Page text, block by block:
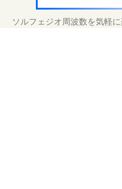
ソルフェジオ周波数を気軽